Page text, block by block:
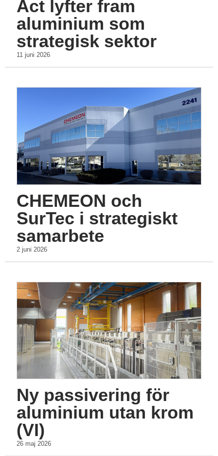
Act lyfter fram
aluminium som
strategisk sektor
11 juni 2026
CHEMEON och
SurTec i strategiskt
samarbete
2 juni 2026
Ny passivering för
aluminium utan krom
(VI)
26 maj 2026